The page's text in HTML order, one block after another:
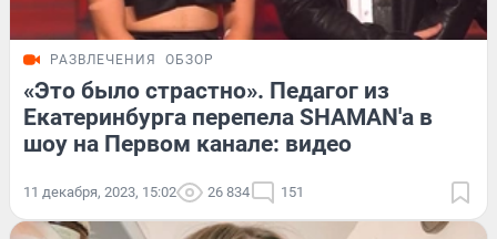
РАЗВЛЕЧЕНИЯ ОБЗОР
«Это было страстно». Педагог из
Екатеринбурга перепела SHAMAN'а в
шоу на Первом канале: видео
11 декабря, 2023, 15:02 26 834 151